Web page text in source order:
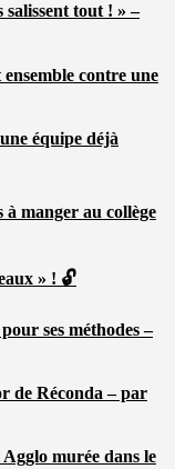
salissent tout ! » –
contre une
équipe déjà
à manger au collège
» ! 🔓
ses méthodes –
de Réconda – par
murée dans le